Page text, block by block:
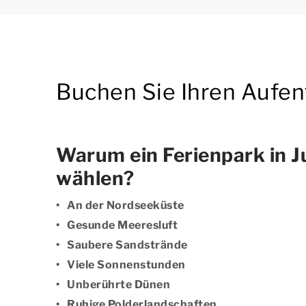
Buchen Sie Ihren
Warum ein Ferienpark in
wählen?
An der Nordseeküste
Gesunde Meeresluft
Saubere Sandstrände
Viele Sonnenstunden
Unberührte Dünen